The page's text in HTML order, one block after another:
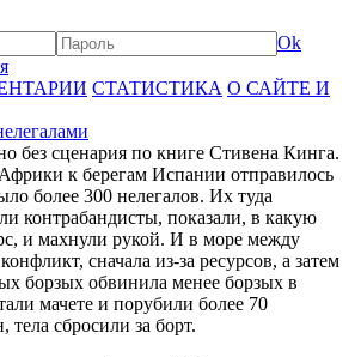
Ok
СТАТИСТИКА О САЙТЕ И
без сценария по книге Стивена Кинга.
к берегам Испании отправилось
более 300 нелегалов. Их туда
контрабандисты, показали, в какую
и махнули рукой. И в море между
сначала из-за ресурсов, а затем
борзых обвинила менее борзых в
мачете и порубили более 70
сбросили за борт.